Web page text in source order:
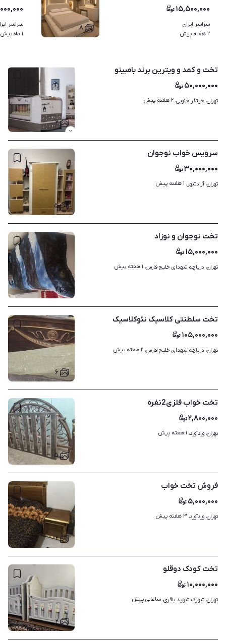
۸
۱۵,۵۰۰,۰۰۰
سراسر ایران
۲ هفته پیش
سراسر
۱ ماه پیش
۲
تخت و کمد و ویترین برند بامبینو
۵۰,۰۰۰,۰۰۰
تهران، چیتگر جنوبی، ۲ هفته پیش
۵
سرویس خواب نوجوان
۳۰,۰۰۰,۰۰۰
تهران، آزادشهر، ۱ هفته پیش
۲
تخت نوجوان و نوزاد
۱۵,۰۰۰,۰۰۰
تهران، دریاچه شهدای خلیج فارس، ۱ هفته پیش
۶
تخت سلطنتی کلاسیک نئوکلاسیک
۱۰۵,۰۰۰,۰۰۰
تهران، دریاچه شهدای خلیج فارس، ۲ هفته پیش
۵
تخت خواب فلزی2نفره
۲,۸۰۰,۰۰۰
تهران، وردآورد، ۱ هفته پیش
۲
فروش تخت خواب
۵,۰۰۰,۰۰۰
تهران، وردآورد، ۳ هفته پیش
۲
تخت کودک دوقلو
۱۰,۰۰۰,۰۰۰
تهران، شهرک شهید باقری، ساعاتی پیش